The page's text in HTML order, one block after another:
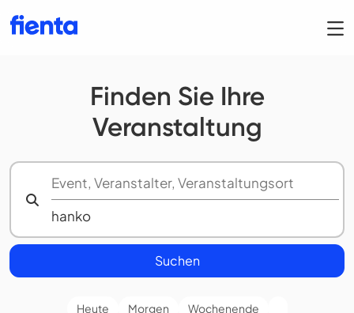
Finden Sie Ihre
Veranstaltung
Suchen
Heute Morgen Wochenende